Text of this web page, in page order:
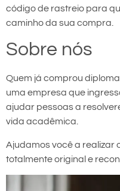
código de rastreio para
caminho da sua compra.
Sobre nós
Quem já comprou
uma empresa que
ajudar pessoas a
vida acadêmica.
Ajudamos você a realizar
totalmente original e